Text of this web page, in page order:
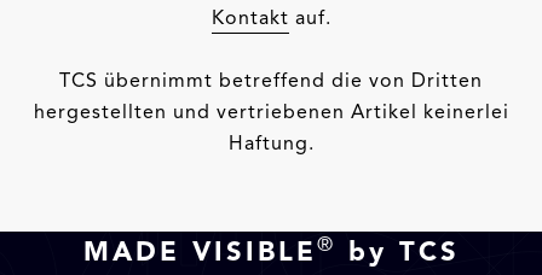
Kontakt auf.
TCS übernimmt betreffend die von Dritten
hergestellten und vertriebenen Artikel keinerlei
Haftung.
MADE VISIBLE ® by TCS